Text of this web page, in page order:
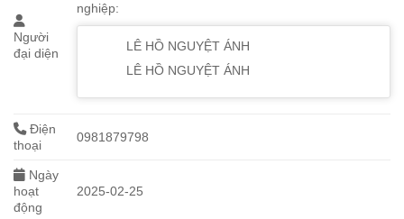
Người
đại diện
nghiệp:
LÊ HỒ NGUYỆT ÁNH
LÊ HỒ NGUYỆT ÁNH
Điện
thoại
0981879798
Ngày
hoạt
động
2025-02-25